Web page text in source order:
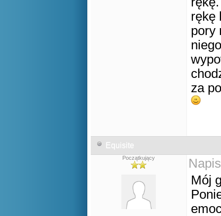
rękę
pory
za
Equisite
Początkujący
Mój